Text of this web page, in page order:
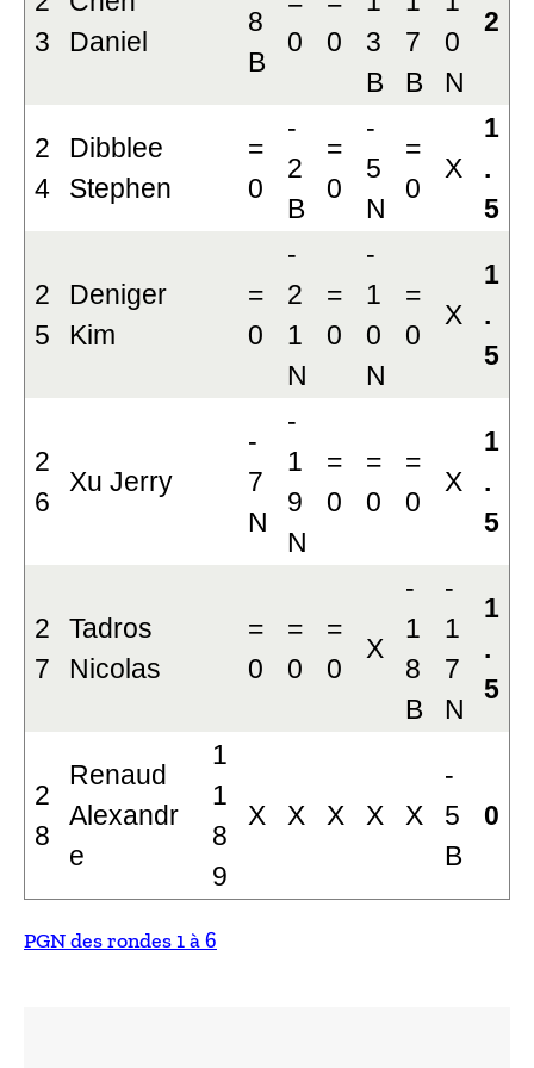
3
Daniel
8
B
0
0
3
B
7
B
0
N
2
2
4
Dibblee
Stephen
=
0
-
2
B
=
0
-
5
N
=
0
X
1
.
5
2
5
Deniger
Kim
=
0
-
2
1
N
=
0
-
1
0
N
=
0
X
1
.
5
2
6
Xu Jerry
-
7
N
-
1
9
N
=
0
=
0
=
0
X
1
.
5
2
7
Tadros
Nicolas
=
0
=
0
=
0
X
-
1
8
B
-
1
7
N
1
.
5
2
8
Renaud
Alexandr
e
1
1
8
9
X X X X X
-
5
B
0
PGN des rondes 1 à 6